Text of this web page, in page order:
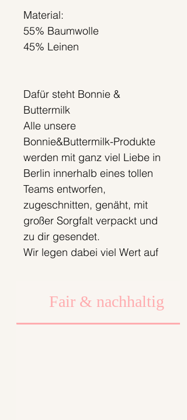
Material:
55% Baumwolle
45% Leinen
Dafür steht Bonnie &
Buttermilk
Alle unsere
Bonnie&Buttermilk-Produkte
werden mit ganz viel Liebe in
Berlin innerhalb eines tollen
Teams entworfen,
zugeschnitten, genäht, mit
großer Sorgfalt verpackt und
zu dir gesendet.
Wir legen dabei viel Wert auf
Fair & nachhaltig